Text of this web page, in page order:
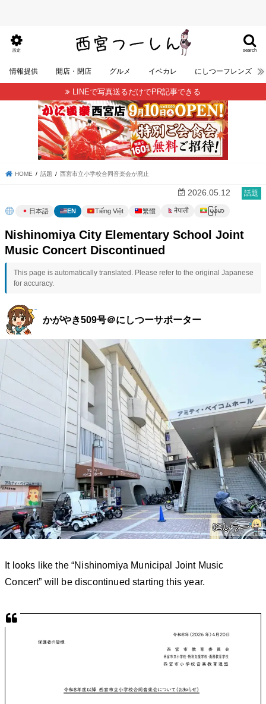
search
設定
情報提供 開店・閉店 グルメ イベカレ にしつーフレンズ
LINEで写真送るだけでPR記事できる
HOME 話題 西宮市立小学校合同音楽会が廃止
話題
2026.05.12
日本語 EN Tiếng Việt 繁體 नेपाली မြန်မာ
Nishinomiya City Elementary School Joint
Music Concert Discontinued
This page is automatically translated. Please refer to the original Japanese
for accuracy.
かがやき509号＠にしつーサポーター
It looks like the “Nishinomiya Municipal Joint Music
Concert” will be discontinued starting this year.